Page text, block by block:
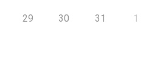
29 30 31 1